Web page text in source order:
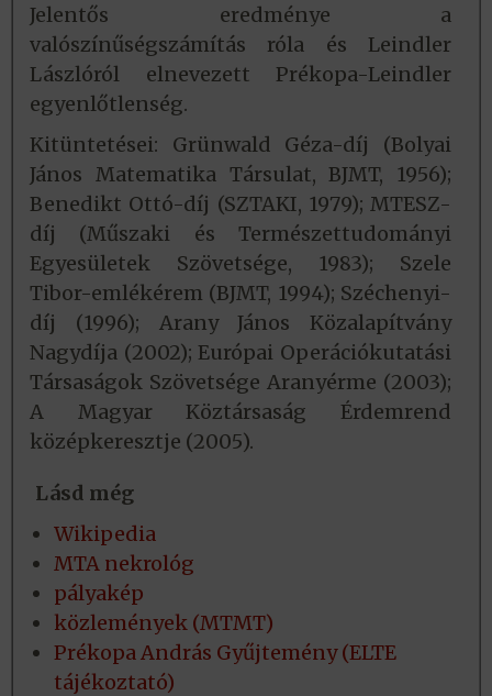
Jelentős eredménye a
valószínűségszámítás róla és Leindler
Lászlóról elnevezett Prékopa-Leindler
egyenlőtlenség.
Kitüntetései: Grünwald Géza-díj (Bolyai
János Matematika Társulat, BJMT, 1956);
Benedikt Ottó-díj (SZTAKI, 1979); MTESZ-
díj (Műszaki és Természettudományi
Egyesületek Szövetsége, 1983); Szele
Tibor-emlékérem (BJMT, 1994); Széchenyi-
díj (1996); Arany János Közalapítvány
Nagydíja (2002); Európai Operációkutatási
Társaságok Szövetsége Aranyérme (2003);
A Magyar Köztársaság Érdemrend
középkeresztje (2005).
Lásd még
Wikipedia
MTA nekrológ
pályakép
közlemények (MTMT)
Prékopa András Gyűjtemény (ELTE
tájékoztató)